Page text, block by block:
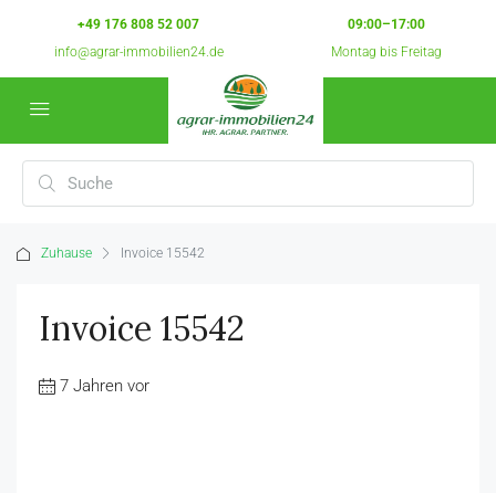
+49 176 808 52 007
info@agrar-immobilien24.de
09:00–17:00
Montag bis Freitag
Zuhause Invoice 15542
Invoice 15542
7 Jahren vor